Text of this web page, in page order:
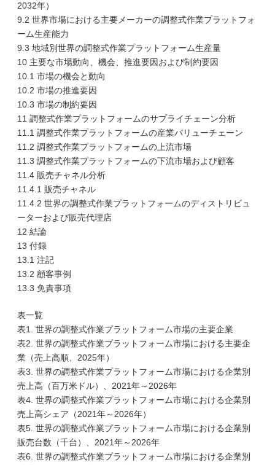
2032年）
9.2 世界市場における主要メーカーの調整式作業プラットフォ
ーム生産能力
9.3 地域別世界の調整式作業プラットフォーム生産量
10 主要な市場動向、機会、推進要因および制約要因
10.1 市場の機会と動向
10.2 市場の推進要因
10.3 市場の制約要因
11 調整式作業プラットフォームのサプライチェーン分析
11.1 調整式作業プラットフォームの産業バリューチェーン
11.2 調整式作業プラットフォームの上流市場
11.3 調整式作業プラットフォームの下流市場および顧客
11.4 販売チャネル分析
11.4.1 販売チャネル
11.4.2 世界の調整式作業プラットフォームのディストリビュ
ーターおよび販売代理店
12 結論
13 付録
13.1 注記
13.2 顧客事例
13.3 免責事項
表一覧
表1. 世界の調整式作業プラットフォーム市場の主要企業
表2. 世界の調整式作業プラットフォーム市場における主要企
業（売上高順、2025年）
表3. 世界の調整式作業プラットフォーム市場における企業別
売上高（百万米ドル）、2021年～2026年
表4. 世界の調整式作業プラットフォーム市場における企業別
売上高シェア（2021年～2026年）
表5. 世界の調整式作業プラットフォーム市場における企業別
販売台数（千台）、2021年～2026年
表6. 世界の調整式作業プラットフォーム市場における企業別